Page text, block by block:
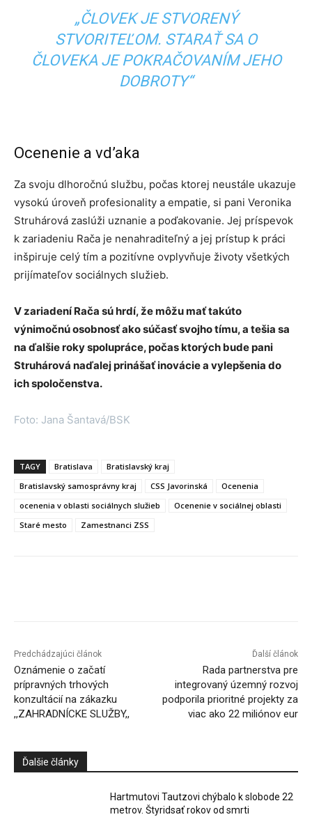
„ČLOVEK JE STVORENÝ
STVORITEĽOM. STARAŤ SA O
ČLOVEKA JE POKRAČOVANÍM JEHO
DOBROTY“
Ocenenie a vd’aka
Za svoju dlhoročnú službu, počas ktorej neustále ukazuje
vysokú úroveň profesionality a empatie, si pani Veronika
Struhárová zaslúži uznanie a poďakovanie. Jej príspevok
k zariadeniu Rača je nenahraditeľný a jej prístup k práci
inšpiruje celý tím a pozitívne ovplyvňuje životy všetkých
prijímateľov sociálnych služieb.
V zariadení Rača sú hrdí, že môžu mať takúto
výnimočnú osobnosť ako súčasť svojho tímu, a tešia sa
na ďalšie roky spolupráce, počas ktorých bude pani
Struhárová naďalej prinášať inovácie a vylepšenia do
ich spoločenstva.
Foto: Jana Šantavá/BSK
TAGY Bratislava
Bratislavský kraj
Bratislavský samosprávny kraj
CSS Javorinská
Ocenenia
ocenenia v oblasti sociálnych služieb
Ocenenie v sociálnej oblasti
Staré mesto
Zamestnanci ZSS
Predchádzajúci článok
Oznámenie o začatí
prípravných trhových
konzultácií na zákazku
,,ZAHRADNÍCKE SLUŽBY,,
Ďalší článok
Rada partnerstva pre
integrovaný územný rozvoj
podporila prioritné projekty za
viac ako 22 miliónov eur
Ďalšie články
Hartmutovi Tautzovi chýbalo k slobode 22
metrov. Štyridsať rokov od smrti